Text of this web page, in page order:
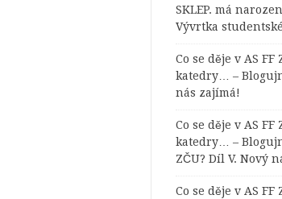
SKLEP. má
Vývrtka
Co se děje v AS
katedry… –
nás zajímá!
Co se děje v AS
katedry… –
ZČU? Díl V. Nový
Co se děje v AS FF